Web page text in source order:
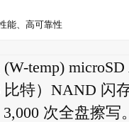
能、高可靠性
temp)
特）NAND 闪
次全盘擦写